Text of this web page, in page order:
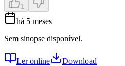
1
há 5 meses
Sem sinopse disponível.
Ler online Download